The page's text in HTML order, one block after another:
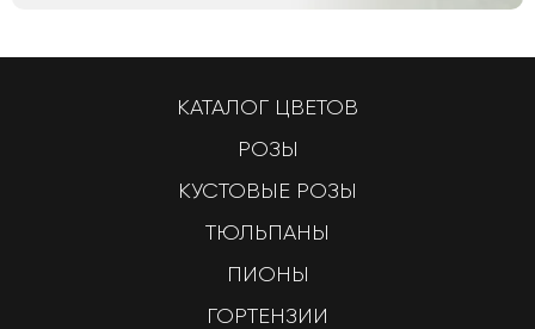
КАТАЛОГ ЦВЕТОВ
РОЗЫ
КУСТОВЫЕ РОЗЫ
ТЮЛЬПАНЫ
ПИОНЫ
ГОРТЕНЗИИ